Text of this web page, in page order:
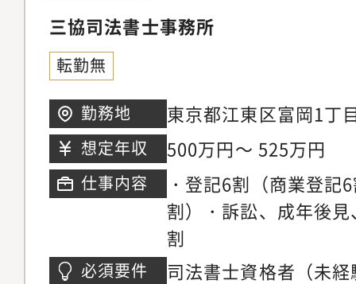
三協司法書士事務所
転勤無
勤務地
東京都江東区富岡1
階アクセス : 門前仲町
想定年収 500万円～ 525万円
仕事内容
・登記6割（商業登記
割）・訴訟、成年後
割
必須要件 司法書士資格者（未